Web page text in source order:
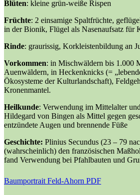
Blüten: kleine grün-weiße Rispen
Früchte: 2 einsamige Spaltfrüchte,
in der Bionik, Flügel als Nasenaufsatz für
Rinde: graurissig, Korkleistenbildung an
Vorkommen: in Mischwäldern bis 1.000
Auenwäldern, in Heckenknicks (=
Ökosysteme der Kulturlandschaft),
Kronenmantel.
Heilkunde: Verwendung im Mittelalter
Hildegard von Bingen als Mittel gegen
entzündete Augen und brennende Füße
Geschichte: Plinius Secundus (23 – 79
(wahrscheinlich) den französischen
fand Verwendung bei Pfahlbauten und
Baumportrait Feld-Ahorn PDF